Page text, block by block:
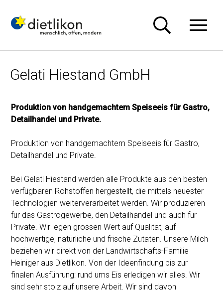
Gelati Hiestand GmbH
Produktion von handgemachtem Speiseeis für Gastro,
Detailhandel und Private.
Produktion von handgemachtem Speiseeis für Gastro,
Detailhandel und Private.
Bei Gelati Hiestand werden alle Produkte aus den besten
verfügbaren Rohstoffen hergestellt, die mittels neuester
Technologien weiterverarbeitet werden. Wir produzieren
für das Gastrogewerbe, den Detailhandel und auch für
Private. Wir legen grossen Wert auf Qualität, auf
hochwertige, natürliche und frische Zutaten. Unsere Milch
beziehen wir direkt von der Landwirtschafts-Familie
Heiniger aus Dietlikon. Von der Ideenfindung bis zur
finalen Ausführung: rund ums Eis erledigen wir alles. Wir
sind sehr stolz auf unsere Arbeit. Wir sind davon